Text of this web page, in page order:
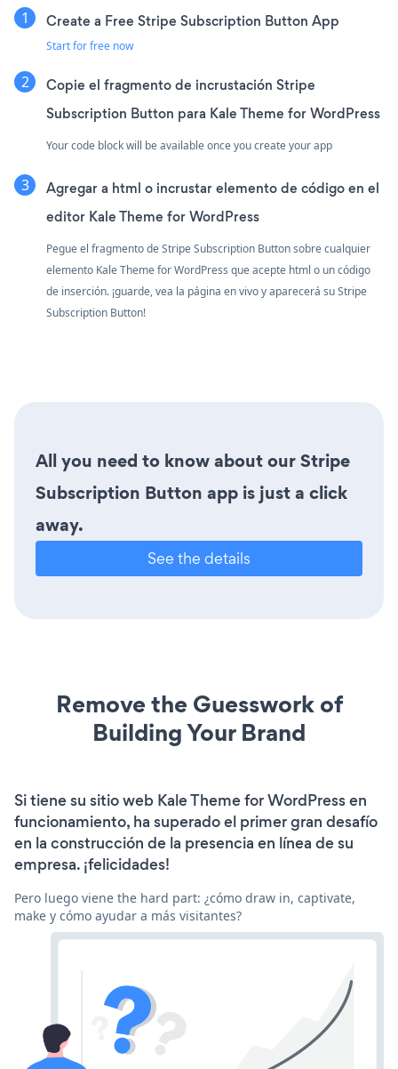
Create a Free Stripe Subscription Button App
Start for free now
Copie el fragmento de incrustación Stripe
Subscription Button para Kale Theme for WordPress
Your code block will be available once you create your app
Agregar a html o incrustar elemento de código en el
editor Kale Theme for WordPress
Pegue el fragmento de Stripe Subscription Button sobre cualquier
elemento Kale Theme for WordPress que acepte html o un código
de inserción. ¡guarde, vea la página en vivo y aparecerá su Stripe
Subscription Button!
All you need to know about our Stripe
Subscription Button app is just a click
away.
See the details
Remove the Guesswork of
Building Your Brand
Si tiene su sitio web Kale Theme for WordPress en
funcionamiento, ha superado el primer gran desafío
en la construcción de la presencia en línea de su
empresa. ¡felicidades!
Pero luego viene the hard part: ¿cómo draw in, captivate,
make y cómo ayudar a más visitantes?